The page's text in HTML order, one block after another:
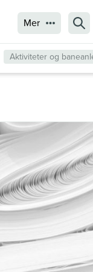
Mer
Aktiviteter og